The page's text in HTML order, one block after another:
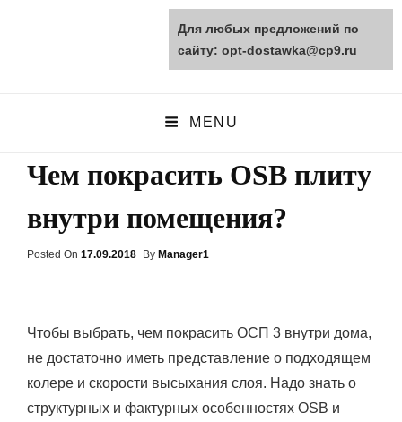
opt-dostawka.ru
MENU
Чем покрасить OSB плиту
внутри помещения?
Posted On Posted
17.09.2018 By Manager1
Чтобы выбрать, чем покрасить ОСП 3 внутри дома,
не достаточно иметь представление о подходящем
колере и скорости высыхания слоя. Надо знать о
структурных и фактурных особенностях OSB и
Для любых предложений по
сайту: opt-dostawka@cp9.ru